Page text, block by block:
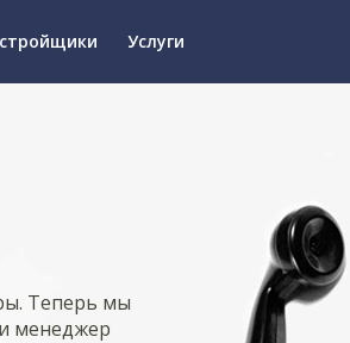
Услуги
Теперь мы
менеджер